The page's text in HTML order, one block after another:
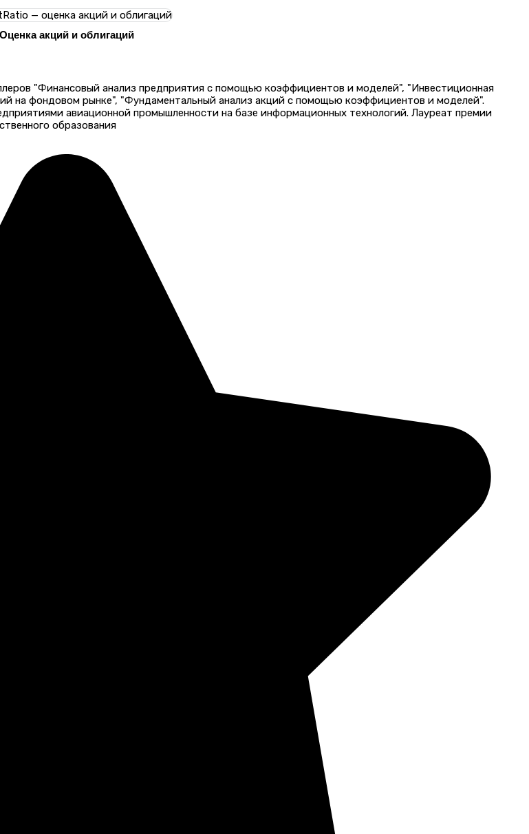
Оценка акций и облигаций
"Финансовый анализ предприятия с помощью коэффициентов и моделей", "Инвестиционная
на фондовом рынке", "Фундаментальный анализ акций с помощью коэффициентов и моделей".
авиационной промышленности на базе информационных технологий. Лауреат премии
образования